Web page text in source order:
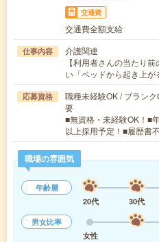
交通費
交通費全額支給
仕事内容
介護関連
【利用者さんの当たり
い「ベッドから起き上
応募資格
職種未経験OK / ブラン
要
■無資格・未経験OK！■
以上採用予定！■履歴書
職場の雰囲気
年齢層
20代
30代
男女比率
女性